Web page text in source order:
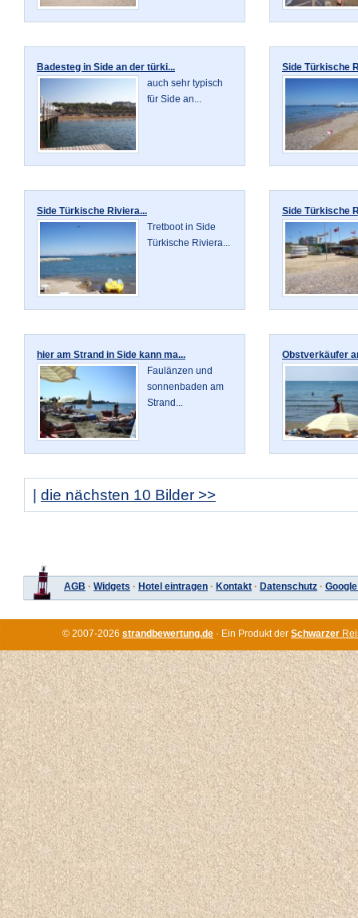
Badesteg in Side an der türki...
auch sehr typisch
für Side an...
Side Türkische
Side Türkische Riviera...
Tretboot in Side
Türkische Riviera...
Side Türkische
hier am Strand in Side kann ma...
Faulänzen und
sonnenbaden am
Strand...
Obstverkäufer
die nächsten 10 Bilder >>
AGB · Widgets · Hotel eintragen · Kontakt · Datenschutz ·
© 2007-2026 strandbewertung.de · Ein Produkt der Schwarzer